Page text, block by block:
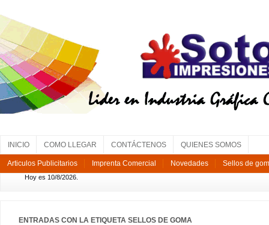
INICIO COMO LLEGAR CONTÁCTENOS QUIENES SOMOS
Articulos Publicitarios Imprenta Comercial Novedades Sellos de
Hoy es 10/8/2026.
ENTRADAS CON LA ETIQUETA SELLOS DE GOMA